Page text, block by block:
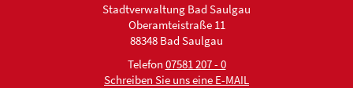
Stadtverwaltung Bad Saulgau
Oberamteistraße 11
88348 Bad Saulgau
Telefon 07581 207 - 0
Schreiben Sie uns eine E-MAIL